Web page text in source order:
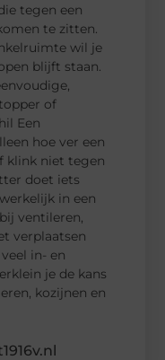
tegen een
te zitten.
wil je
blijft staan.
of
Een
hoe ver een
klink niet tegen
doet iets
in een
ventileren,
verplaatsen
in- en
je de kans
kozijnen en